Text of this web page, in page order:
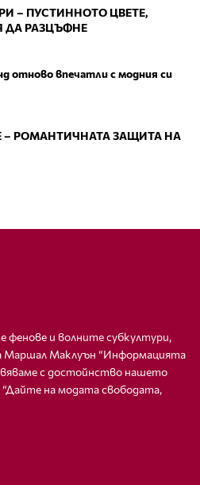
– ПУСТИННОТО ЦВЕТЕ,
ДА РАЗЦЪФНЕ
отново впечатли с модния си
– РОМАНТИЧНАТА ЗАЩИТА НА
и волните субкултури,
Маклуън “Информацията
с достойнство нашето
“Дайте на модата свободата,